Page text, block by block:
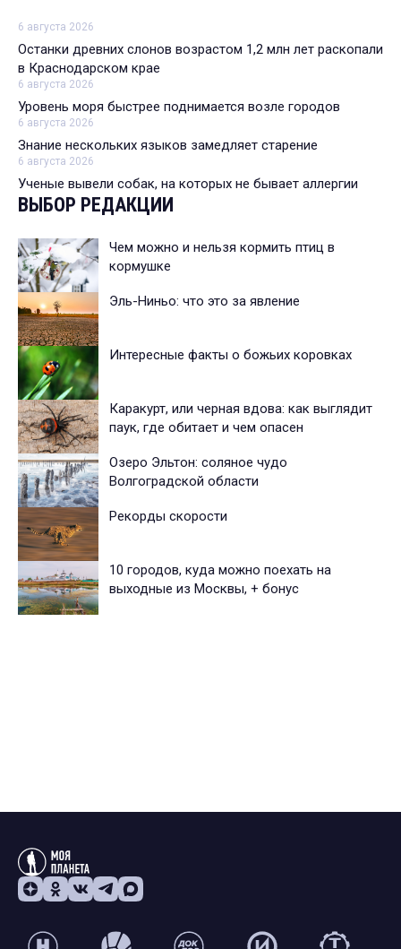
6 августа 2026
Останки древних слонов возрастом 1,2 млн лет раскопали
в Краснодарском крае
6 августа 2026
Уровень моря быстрее поднимается возле городов
6 августа 2026
Знание нескольких языков замедляет старение
6 августа 2026
Ученые вывели собак, на которых не бывает аллергии
ВЫБОР РЕДАКЦИИ
Чем можно и нельзя кормить птиц в
кормушке
Эль-Ниньо: что это за явление
Интересные факты о божьих коровках
Каракурт, или черная вдова: как выглядит
паук, где обитает и чем опасен
Озеро Эльтон: соляное чудо
Волгоградской области
Рекорды скорости
10 городов, куда можно поехать на
выходные из Москвы, + бонус